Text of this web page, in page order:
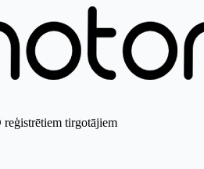
tirgotājiem